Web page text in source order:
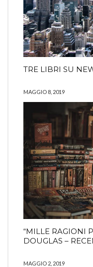
TRE LIBRI SU
MAGGIO 8, 2019
“MILLE RAGIONI
DOUGLAS –
MAGGIO 2, 2019